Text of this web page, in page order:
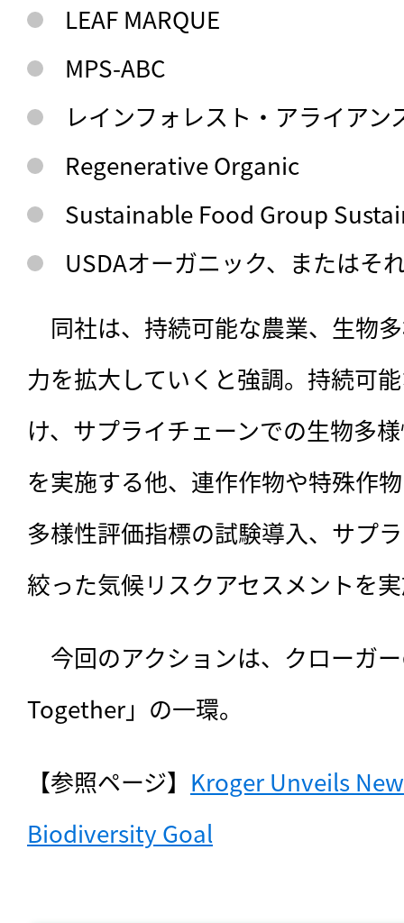
LEAF MARQUE
MPS-ABC
レインフォレスト・アライアン
Regenerative Organic
Sustainable Food Group
USDAオーガニック、またはそ
同社は、持続可能な農業、生物
力を拡大していくと強調。持続可
け、サプライチェーンでの生物多
を実施する他、連作作物や特殊作
多様性評価指標の試験導入、サプ
絞った気候リスクアセスメントを
今回のアクションは、クローガ
Together」の一環。
【参照ページ】 Kroger Unveils
Biodiversity Goal